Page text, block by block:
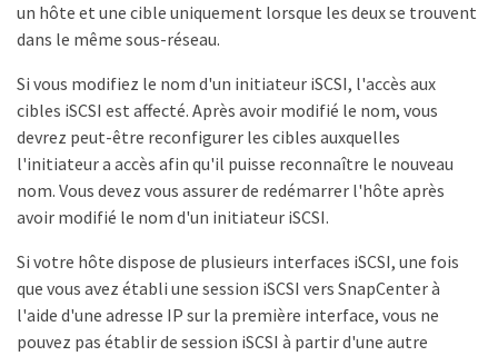
un hôte et une cible uniquement lorsque les deux se trouvent
dans le même sous-réseau.
Si vous modifiez le nom d'un initiateur iSCSI, l'accès aux
cibles iSCSI est affecté. Après avoir modifié le nom, vous
devrez peut-être reconfigurer les cibles auxquelles
l'initiateur a accès afin qu'il puisse reconnaître le nouveau
nom. Vous devez vous assurer de redémarrer l'hôte après
avoir modifié le nom d'un initiateur iSCSI.
Si votre hôte dispose de plusieurs interfaces iSCSI, une fois
que vous avez établi une session iSCSI vers SnapCenter à
l'aide d'une adresse IP sur la première interface, vous ne
pouvez pas établir de session iSCSI à partir d'une autre